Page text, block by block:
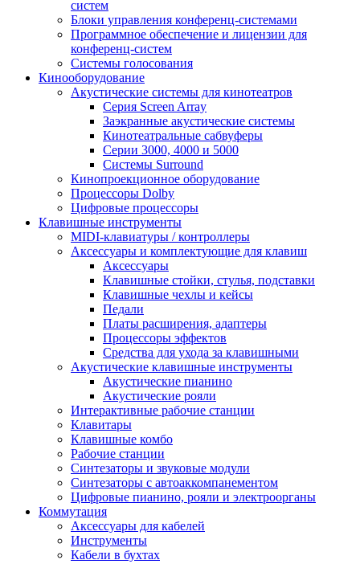
систем
Блоки управления конференц-системами
Программное обеспечение и лицензии для
конференц-систем
Системы голосования
Кинооборудование
Акустические системы для кинотеатров
Cерия Screen Array
Заэкранные акустические системы
Кинотеатральные сабвуферы
Серии 3000, 4000 и 5000
Системы Surround
Кинопроекционное оборудование
Процессоры Dolby
Цифровые процессоры
Клавишные инструменты
MIDI-клавиатуры / контроллеры
Аксессуары и комплектующие для клавиш
Аксессуары
Клавишные стойки, стулья, подставки
Клавишные чехлы и кейсы
Педали
Платы расширения, адаптеры
Процессоры эффектов
Средства для ухода за клавишными
Акустические клавишные инструменты
Акустические пианино
Акустические рояли
Интерактивные рабочие станции
Клавитары
Клавишные комбо
Рабочие станции
Синтезаторы и звуковые модули
Синтезаторы с автоаккомпанементом
Цифровые пианино, рояли и электроорганы
Коммутация
Аксессуары для кабелей
Инструменты
Кабели в бухтах